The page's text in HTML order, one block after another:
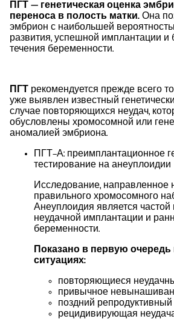
ПГТ — генетическая оценка
переноса в полость матки. Она
эмбрион с наибольшей
развития, успешной имплантации и
течения беременности.
рекомендуется прежде всего
уже выявлен известный
случае повторяющихся неудач,
обусловлены хромосомной или
аномалией эмбриона.
ПГТ-А: преимплантационное
тестирование на анеуплоидии
Исследование, направленное
правильного хромосомного
Анеуплоидия является частой
неудачной имплантации и
беременности.
Показано в первую
ситуациях:
повторяющиеся
привычное
поздний
рецидивирующая